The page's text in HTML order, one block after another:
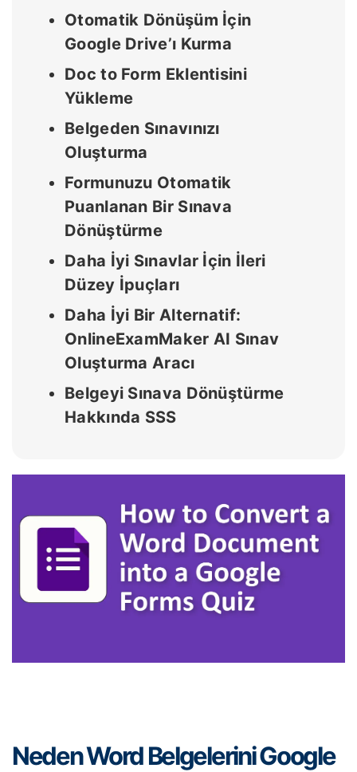
Otomatik Dönüşüm İçin
Google Drive’ı Kurma
Doc to Form Eklentisini
Yükleme
Belgeden Sınavınızı
Oluşturma
Formunuzu Otomatik
Puanlanan Bir Sınava
Dönüştürme
Daha İyi Sınavlar İçin İleri
Düzey İpuçları
Daha İyi Bir Alternatif:
OnlineExamMaker AI Sınav
Oluşturma Aracı
Belgeyi Sınava Dönüştürme
Hakkında SSS
Neden Word Belgelerini Google